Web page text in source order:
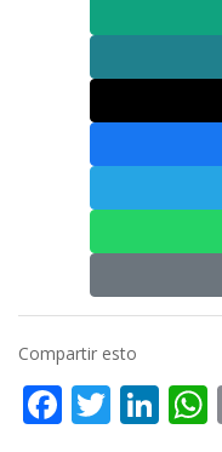
Compartir esto